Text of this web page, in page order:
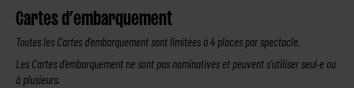
Cartes d’embarquement
Toutes les Cartes d’embarquement sont limitées à 4 places par spectacle.
Les Cartes d’embarquement ne sont pas nominatives et peuvent s’utiliser seul·e ou
à plusieurs.